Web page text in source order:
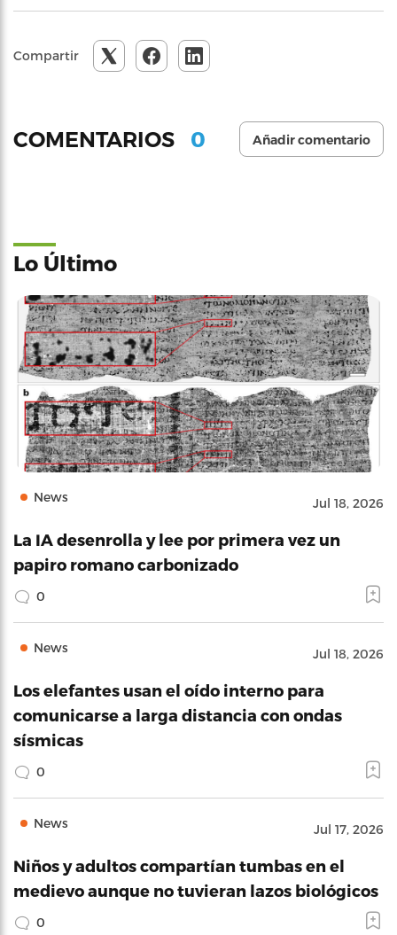
Compartir
COMENTARIOS 0 Añadir comentario
Lo Último
News Jul 18, 2026
La IA desenrolla y lee por primera vez un
papiro romano carbonizado
0
News Jul 18, 2026
Los elefantes usan el oído interno para
comunicarse a larga distancia con ondas
sísmicas
0
News Jul 17, 2026
Niños y adultos compartían tumbas en el
medievo aunque no tuvieran lazos biológicos
0